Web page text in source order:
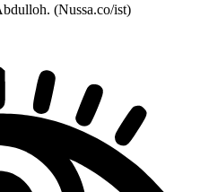
(Nussa.co/ist)